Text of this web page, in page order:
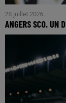
28 juillet 2026
ANGERS SCO. UN